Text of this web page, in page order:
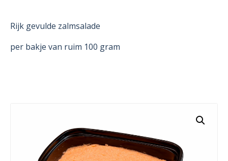
Rijk gevulde zalmsalade
per bakje van ruim 100 gram